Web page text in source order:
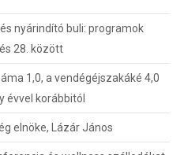
nyárindító buli: programok
28. között
1,0, a vendégéjszakáké 4,0
évvel korábbitól
elnöke, Lázár János